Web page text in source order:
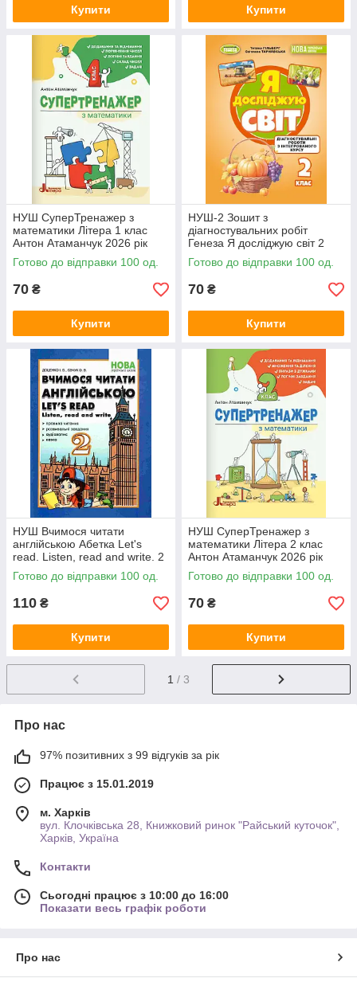
Купити Купити
НУШ СуперТренажер з
математики Літера 1 клас
Антон Атаманчук 2026 рік
Готово до відправки 100 од.
70 ₴
Купити
НУШ-2 Зошит з
діагностувальних робіт
Генеза Я досліджую світ 2
клас Гільберг, Тарнавська
2026 рік
Готово до відправки 100 од.
70 ₴
Купити
НУШ Вчимося читати
англійською Абетка Let's
read. Listen, read and write. 2
клас. Доценко, Євчук
Готово до відправки 100 од.
110 ₴
Купити
НУШ СуперТренажер з
математики Літера 2 клас
Антон Атаманчук 2026 рік
Готово до відправки 100 од.
70 ₴
Купити
1 / 3
Про нас
97% позитивних з 99 відгуків за рік
Працює з 15.01.2019
м. Харків
вул. Клочківська 28, Книжковий ринок "Райський куточок",
Харків, Україна
Контакти
Сьогодні працює з 10:00 до 16:00
Показати весь графік роботи
Про нас